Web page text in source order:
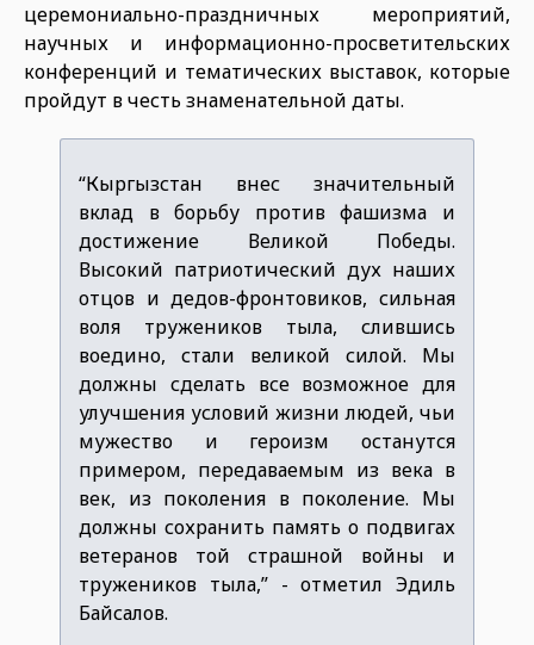
церемониально-праздничных мероприятий,
научных и информационно-просветительских
конференций и тематических выставок, которые
пройдут в честь знаменательной даты.
“Кыргызстан внес значительный
вклад в борьбу против фашизма и
достижение Великой Победы.
Высокий патриотический дух наших
отцов и дедов-фронтовиков, сильная
воля тружеников тыла, слившись
воедино, стали великой силой. Мы
должны сделать все возможное для
улучшения условий жизни людей, чьи
мужество и героизм останутся
примером, передаваемым из века в
век, из поколения в поколение. Мы
должны сохранить память о подвигах
ветеранов той страшной войны и
тружеников тыла,” - отметил Эдиль
Байсалов.